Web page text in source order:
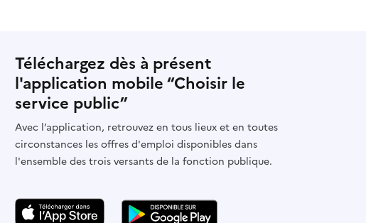
Téléchargez dès à présent
l'application mobile “Choisir le
service public”
Avec l’application, retrouvez en tous lieux et en toutes
circonstances les offres d'emploi disponibles dans
l'ensemble des trois versants de la fonction publique.